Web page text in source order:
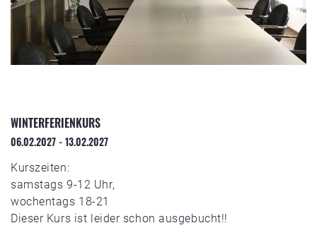
WINTERFERIENKURS
06.02.2027 - 13.02.2027
Kurszeiten:
samstags 9-12 Uhr,
wochentags 18-21
Dieser Kurs ist leider schon ausgebucht!!